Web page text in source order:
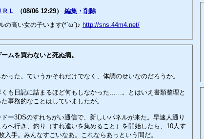
ＲＬ （08/06 12:29） 編集・削除
の高い女の子います(*´ω`)♪ http://sns.44m4.net/
ムを買わないと死ぬ病。
った。ていうかそれだけでなく、体調のせいなのだろうか。
も日記に詰まるほど何もしなかった……。とはいえ書類整理と
事務的なことはしていましたが。
ー3DSのすれちがい通信で、新しいパネルが来た。早速人通り
へ行き、釣り（すれ違いを集めること）を開始したら、10人す
入手。みんなすごいなあ。これならあっという間だ。